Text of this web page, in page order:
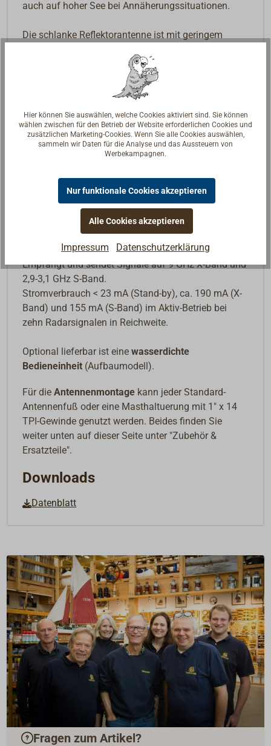
auch auf hoher See bei Annäherungssituationen.
Die schlanke Reflektorantenne ist mit geringem
Lieferung mit 24 m Kabel und Standard-
mit Schaltern und LED-Betriebsanzeigen. Für 12 Volt
Spannung.
ACTIVE X
Empfängt und sendet Signale auf 9 GHz X-Band.
Stromverbrauch < 15 mA (Stand-by), ca. 32 mA
(Aktiv-Betrieb bei zehn Radarsignalen in Reichweite).
ACTIVE XS
Empfängt und sendet Signale auf 9 GHz X-Band und
2,9-3,1 GHz S-Band.
Stromverbrauch < 23 mA (Stand-by), ca. 190 mA (X-
Band) und 155 mA (S-Band) im Aktiv-Betrieb bei
zehn Radarsignalen in Reichweite.
Optional lieferbar ist einewasserdichte
Bedieneinheit (Aufbaumodell).
Für dieAntennenmontage kann jeder Standard-
Antennenfuß oder eine Masthaltuerung mit 1" x 14
TPI-Gewinde genutzt werden. Beides finden Sie
weiter unten auf dieser Seite unter "Zubehör &
Ersatzteile".
Downloads
Datenblatt
Fragen zum Artikel?
Hier können Sie auswählen, welche Cookies aktiviert sind. Sie können
wählen zwischen für den Betrieb der Website erforderlichen Cookies und
zusätzlichen Marketing-Cookies. Wenn Sie alle Cookies auswählen,
sammeln wir Daten für die Analyse und das Aussteuern von
Werbekampagnen.
Nur funktionale Cookies akzeptieren
Alle Cookies akzeptieren
Impressum Datenschutzerklärung